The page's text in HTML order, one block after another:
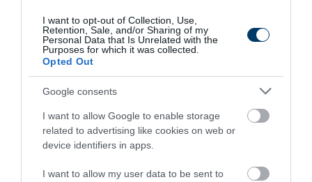
I want to opt-out of Collection, Use,
Retention, Sale, and/or Sharing of my
Personal Data that Is Unrelated with the
Purposes for which it was collected.
Opted Out
Google consents
I want to allow Google to enable storage
related to advertising like cookies on web or
device identifiers in apps.
I want to allow my user data to be sent to
319 99 300